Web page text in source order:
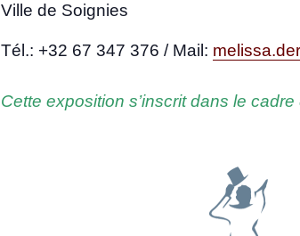
Ville de Soignies
Tél.: +32 67 347 376 / Mail:
Cette expo­si­tion s’ins­crit dans le cadre